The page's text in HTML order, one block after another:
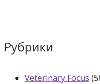
Рубрики
Veterinary Focus